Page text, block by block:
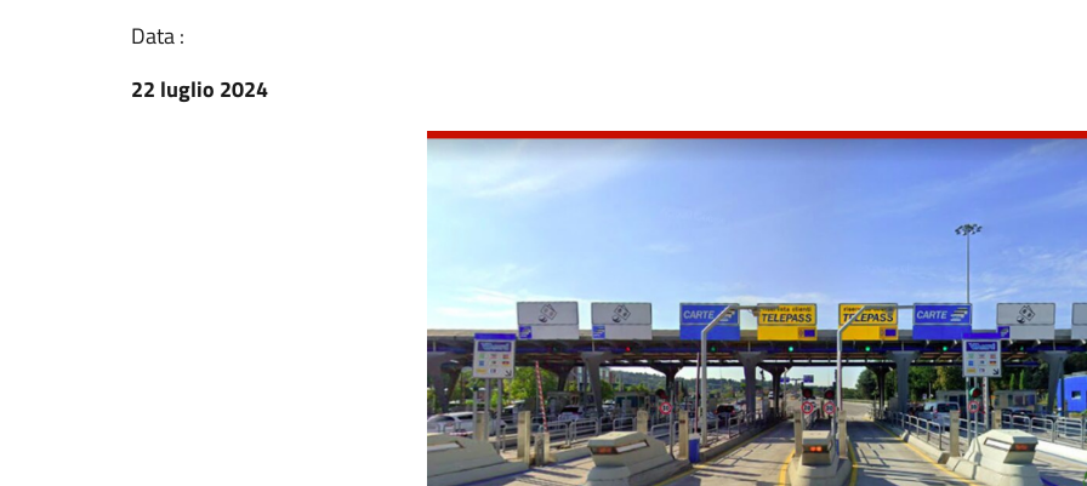
Data :
22 luglio 2024